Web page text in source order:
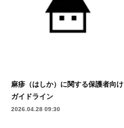
麻疹（はしか）に関する保護者向け
ガイドライン
2026.04.28 09:30